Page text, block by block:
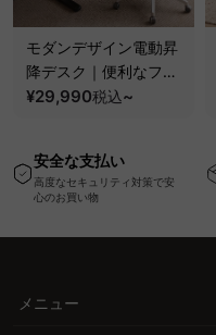
モダンデザイン電動昇
降デスク｜便利なフッ
ク・コンセント・
ー機能搭載ワークデス
ク
¥29,990税込~
安全な支払い
高度なセキュリティ対策で安
心のお買い物
メニュー